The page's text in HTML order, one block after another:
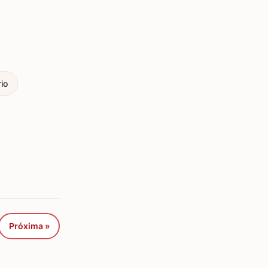
Próxima »